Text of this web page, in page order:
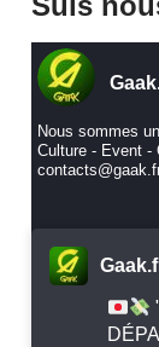
Nous sommes
Culture - Event -